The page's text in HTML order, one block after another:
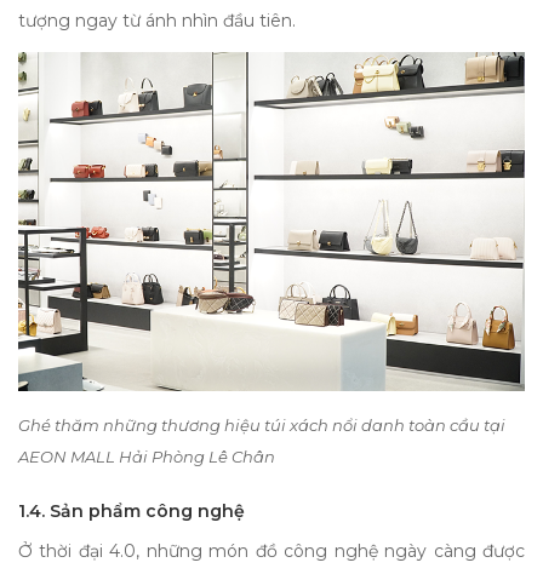
tượng ngay từ ánh nhìn đầu tiên.
Ghé thăm những thương hiệu túi xách nổi danh toàn cầu tại
AEON MALL Hải Phòng Lê Chân
1.4. Sản phẩm công nghệ
Ở thời đại 4.0, những món đồ công nghệ ngày càng được